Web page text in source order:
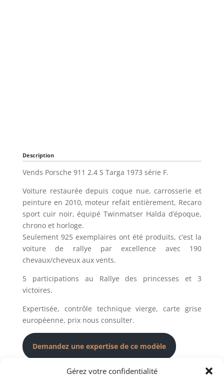
Gérez votre confidentialité
Description
Vends Porsche 911 2.4 S Targa 1973 série F.
Voiture restaurée depuis coque nue, carrosserie et
peinture en 2010, moteur refait entièrement, Recaro
sport cuir noir, équipé Twinmatser Halda d’époque,
chrono et horloge.
Seulement 925 exemplaires ont été produits, c’est la
voiture de rallye par excellence avec 190
chevaux/cheveux aux vents.
5 participations au Rallye des princesses et 3
victoires.
Expertisée, contrôle technique vierge, carte grise
européenne, prix nous consulter.
Demandez une expertise de ce modèle